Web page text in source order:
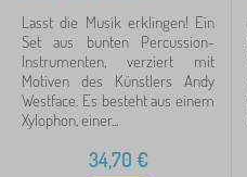
Lasst die Musik erklingen! Ein
Set aus bunten Percussion-
Instrumenten, verziert mit
Motiven des Künstlers Andy
Westface. Es besteht aus einem
Xylophon, einer...
34,70 €